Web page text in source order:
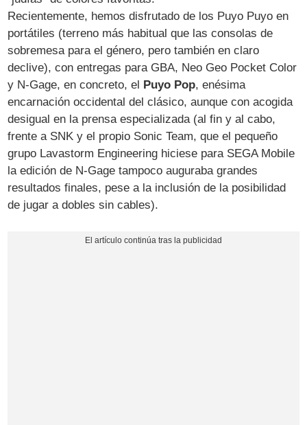
Recientemente, hemos disfrutado de los Puyo Puyo en
portátiles (terreno más habitual que las consolas de
sobremesa para el género, pero también en claro
declive), con entregas para GBA, Neo Geo Pocket Color
y N-Gage, en concreto, el
Puyo Pop, enésima
encarnación occidental del clásico, aunque con acogida
desigual en la prensa especializada (al fin y al cabo,
frente a SNK y el propio Sonic Team, que el pequeño
grupo Lavastorm Engineering hiciese para SEGA Mobile
la edición de N-Gage tampoco auguraba grandes
resultados finales, pese a la inclusión de la posibilidad
de jugar a dobles sin cables).